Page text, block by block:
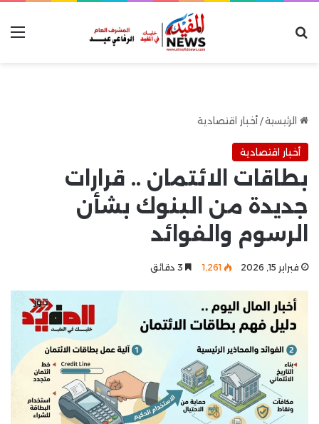
الرئيسية/ أخبار اقتصادية
أخبار اقتصادية
بطاقات الائتمان .. قرارات
جديدة من البنوك بشأن
الرسوم والفوائد
فبراير 15, 2026 1٬261